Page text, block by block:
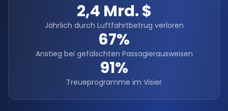
2,4 Mrd. $
Jährlich durch Luftfahrtbetrug verloren
67%
Anstieg bei gefälschten Passagierausweisen
91%
Treueprogramme im Visier